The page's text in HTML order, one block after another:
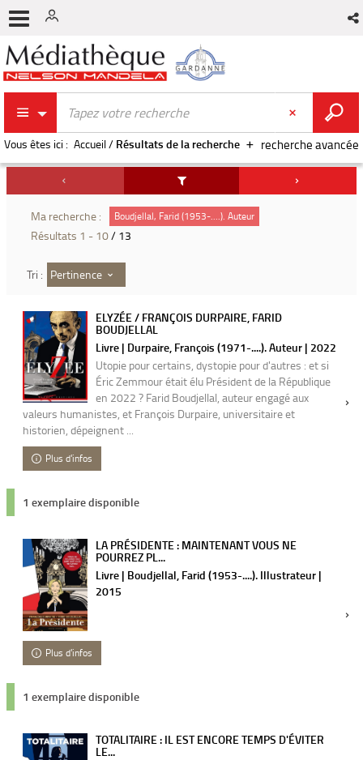
recherche avancée
Vous êtes ici : Accueil/ Résultats de la recherche
Ma recherche : Boudjellal, Farid (1953-....). Auteur
Résultats 1 - 10/ 13
Tri : Pertinence
ELYZÉE / FRANÇOIS DURPAIRE, FARID
BOUDJELLAL
Livre | Durpaire, François (1971-....). Auteur | 2022
Utopie pour certains, dystopie pour d'autres : et si
Éric Zemmour était élu Président de la République
en 2022 ? Farid Boudjellal, auteur engagé aux
valeurs humanistes, et François Durpaire, universitaire et
historien, dépeignent ...
Plus d'infos
1 exemplaire disponible
LA PRÉSIDENTE : MAINTENANT VOUS NE
POURREZ PL...
Livre | Boudjellal, Farid (1953-....). Illustrateur |
2015
Plus d'infos
1 exemplaire disponible
TOTALITAIRE : IL EST ENCORE TEMPS D'ÉVITER
LE...